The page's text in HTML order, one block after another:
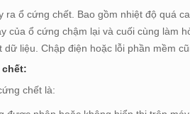
ra ổ cứng chết. Bao gồm nhiệt độ quá
của ổ cứng chậm lại và cuối cùng làm
liệu. Chập điện hoặc lỗi phần mềm
chết là: